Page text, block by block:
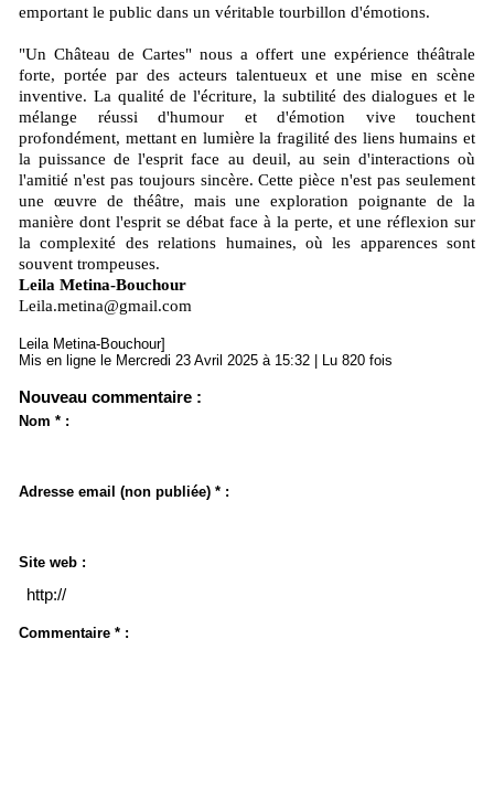
emportant le public dans un véritable tourbillon d'émotions.
"Un Château de Cartes" nous a offert une expérience théâtrale
forte, portée par des acteurs talentueux et une mise en scène
inventive. La qualité de l'écriture, la subtilité des dialogues et le
mélange réussi d'humour et d'émotion vive touchent
profondément, mettant en lumière la fragilité des liens humains et
la puissance de l'esprit face au deuil, au sein d'interactions où
l'amitié n'est pas toujours sincère. Cette pièce n'est pas seulement
une œuvre de théâtre, mais une exploration poignante de la
manière dont l'esprit se débat face à la perte, et une réflexion sur
la complexité des relations humaines, où les apparences sont
souvent trompeuses.
Leila Metina-Bouchour
Leila.metina@gmail.com
Leila Metina-Bouchour]
Mis en ligne le Mercredi 23 Avril 2025 à 15:32 | Lu 820 fois
Nouveau commentaire :
Nom * :
Adresse email (non publiée) * :
Site web :
Commentaire * :